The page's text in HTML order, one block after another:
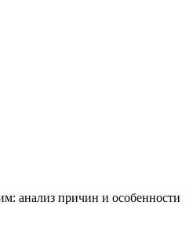
анализ причин и особенности